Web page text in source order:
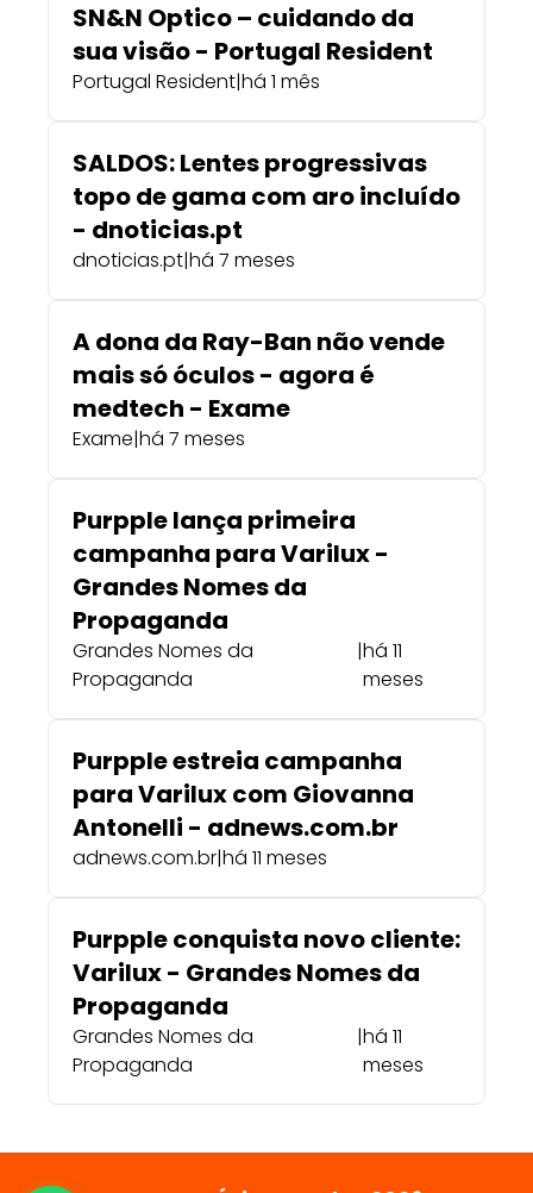
SN&N Optico – cuidando da
sua visão - Portugal Resident
Portugal Resident|há 1 mês
SALDOS: Lentes progressivas
topo de gama com aro incluído
- dnoticias.pt
dnoticias.pt|há 7 meses
A dona da Ray-Ban não vende
mais só óculos - agora é
medtech - Exame
Exame|há 7 meses
Purpple lança primeira
campanha para Varilux -
Grandes Nomes da
Propaganda
Grandes Nomes da
Propaganda
|há 11
meses
Purpple estreia campanha
para Varilux com Giovanna
Antonelli - adnews.com.br
adnews.com.br|há 11 meses
Purpple conquista novo cliente:
Varilux - Grandes Nomes da
Propaganda
Grandes Nomes da
Propaganda
|há 11
meses